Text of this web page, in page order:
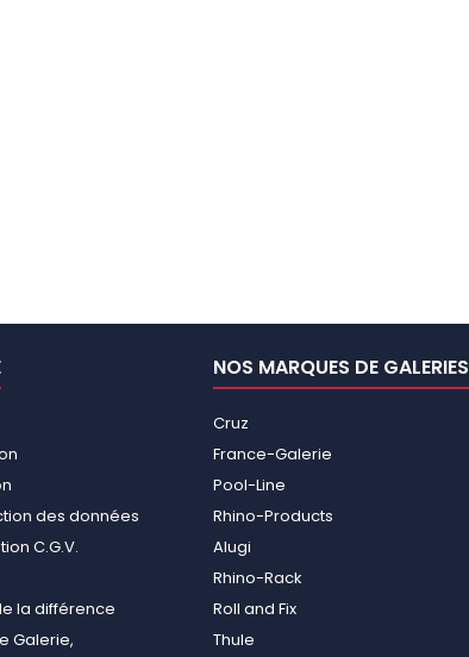
des données
C.G.V.
la différence
Galerie,
NOS MARQUES DE GALERIES
Cruz
France-Galerie
Pool-Line
Rhino-Products
Alugi
Rhino-Rack
Roll and Fix
Thule